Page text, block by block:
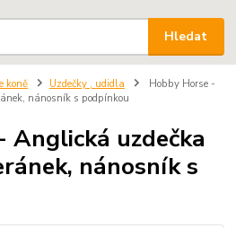
Hledat
koně Uzdečky , udidla
Hobby Horse -
nánosník s podpínkou
Anglická uzdečka
nánosník s